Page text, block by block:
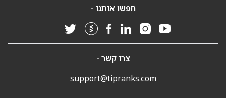
חפשו אותנו -
צרו קשר -
support@tipranks.com